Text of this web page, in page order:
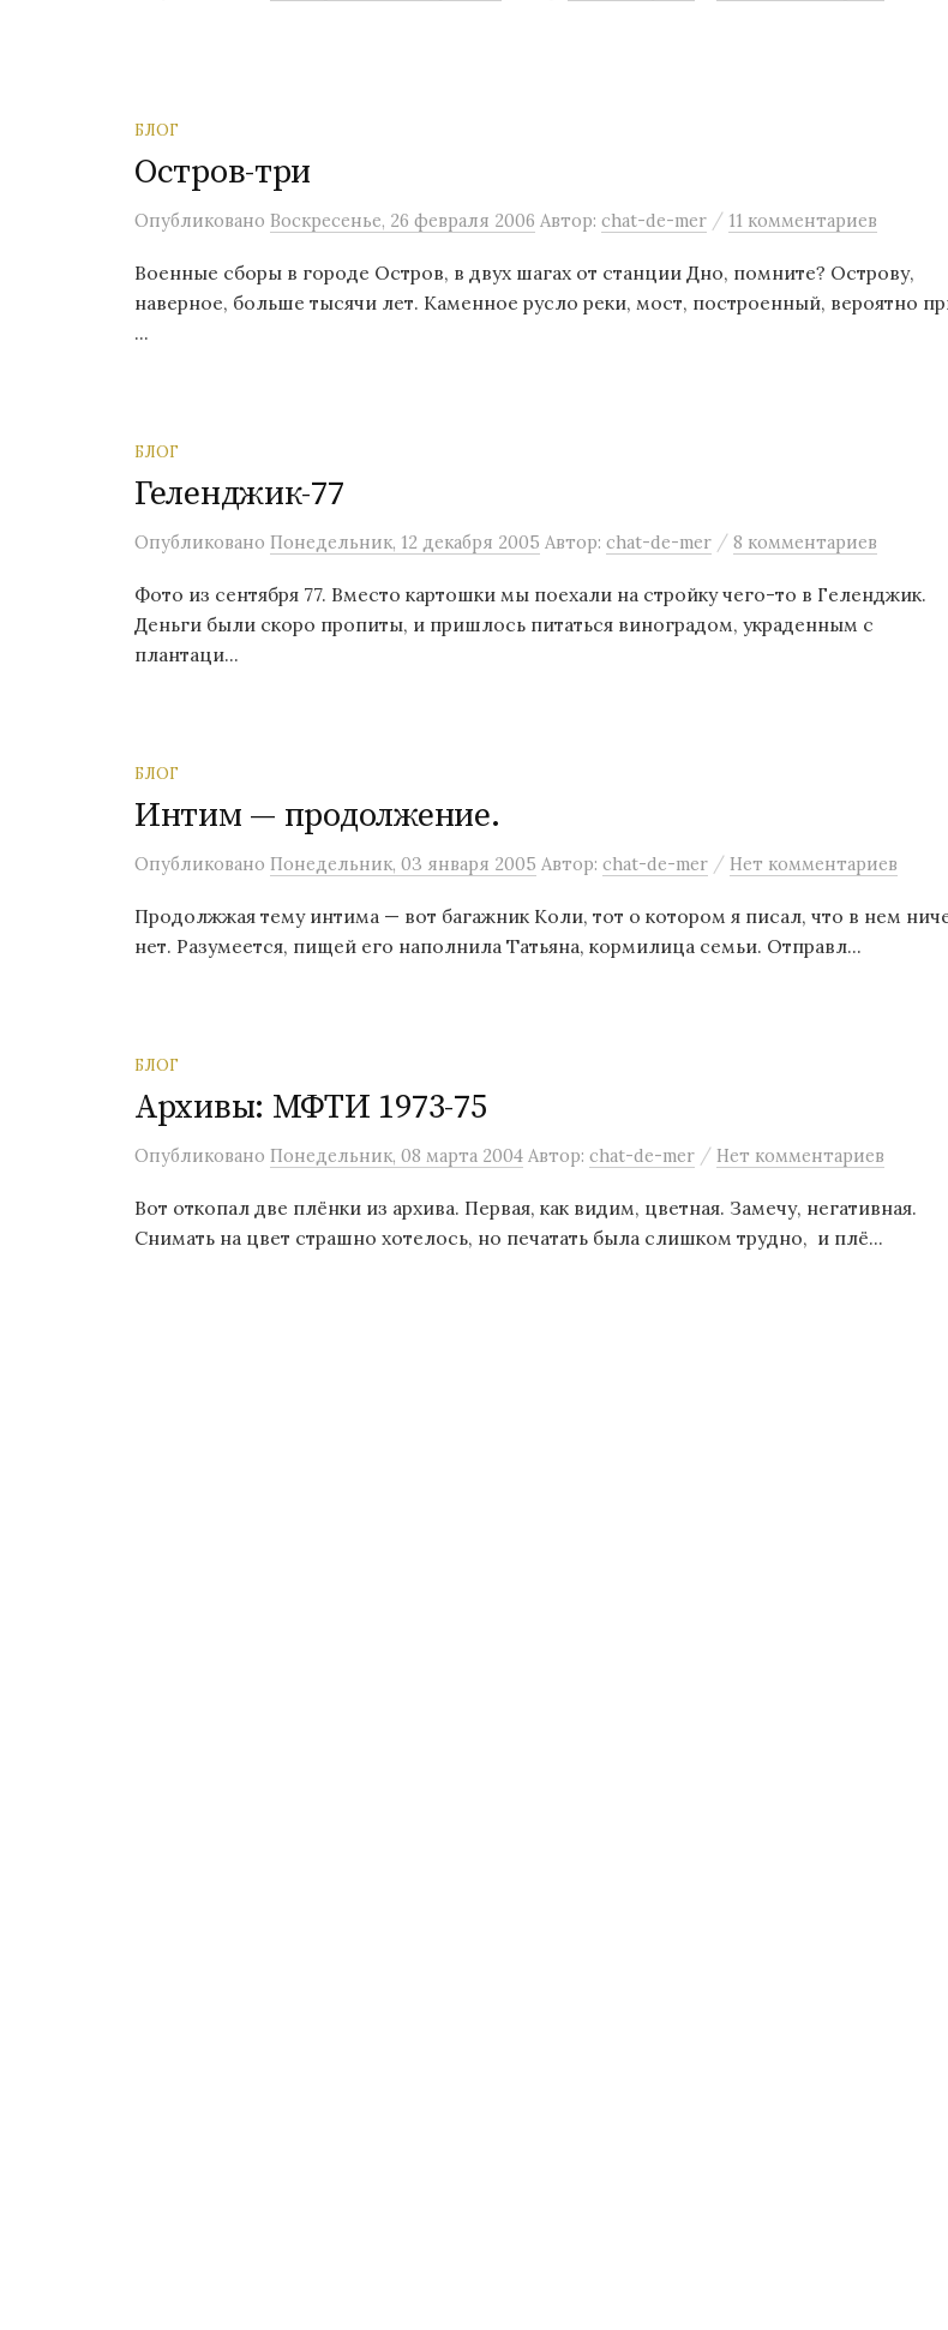
БЛОГ
Остров-три
Опубликовано Воскресенье, 26 февраля 2006 Автор: chat-de-mer / 11 комментариев
Военные сборы в городе Остров, в двух шагах от станции Дно, помните? Острову,
наверное, больше тысячи лет. Каменное русло реки, мост, построенный, вероятно
...
БЛОГ
Геленджик-77
Опубликовано Понедельник, 12 декабря 2005 Автор: chat-de-mer / 8 комментариев
Фото из сентября 77. Вместо картошки мы поехали на стройку чего-то в Геленджик.
Деньги были скоро пропиты, и пришлось питаться виноградом, украденным с
плантаци...
БЛОГ
Интим — продолжение.
Опубликовано Понедельник, 03 января 2005 Автор: chat-de-mer / Нет комментариев
Продолжжая тему интима — вот багажник Коли, тот о котором я писал, что в нем
нет. Разумеется, пищей его наполнила Татьяна, кормилица семьи. Отправл...
БЛОГ
Архивы: МФТИ 1973-75
Опубликовано Понедельник, 08 марта 2004 Автор: chat-de-mer / Нет комментариев
Вот откопал две плёнки из архива. Первая, как видим, цветная. Замечу, негативная.
Снимать на цвет страшно хотелось, но печатать была слишком трудно, и плё...